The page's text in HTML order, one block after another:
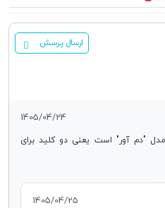
ارسال پرسش
1405/04/24
"دم آور" است یعنی دو کلید برای
1405/04/25